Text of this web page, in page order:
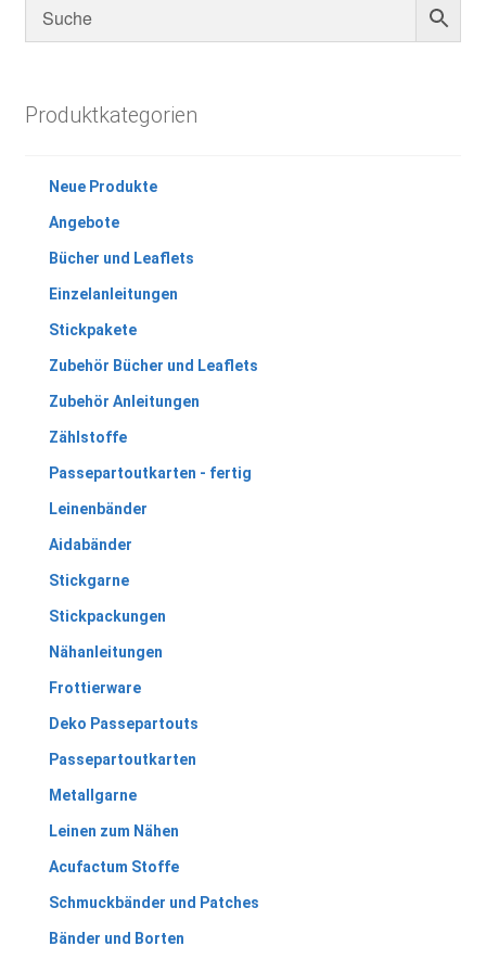
Produktkategorien
Neue Produkte
Angebote
Bücher und Leaflets
Einzelanleitungen
Stickpakete
Zubehör Bücher und Leaflets
Zubehör Anleitungen
Zählstoffe
Passepartoutkarten - fertig
Leinenbänder
Aidabänder
Stickgarne
Stickpackungen
Nähanleitungen
Frottierware
Deko Passepartouts
Passepartoutkarten
Metallgarne
Leinen zum Nähen
Acufactum Stoffe
Schmuckbänder und Patches
Bänder und Borten